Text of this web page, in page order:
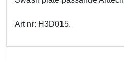
Art nr: H3D015.